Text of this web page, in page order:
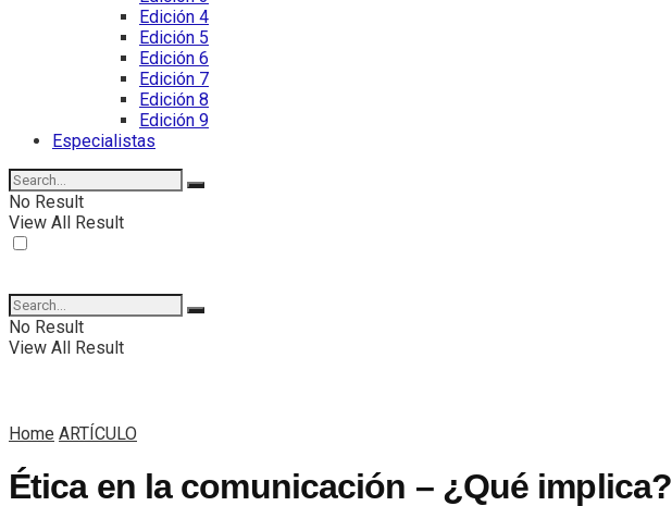
Edición 4
Edición 5
Edición 6
Edición 7
Edición 8
Edición 9
Especialistas
No Result
View All Result
No Result
View All Result
Home ARTÍCULO
Ética en la comunicación – ¿Qué implica?